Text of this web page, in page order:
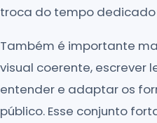
troca do tempo
Também é importante
visual coerente, escrever
entender e adaptar os
público. Esse conjunto